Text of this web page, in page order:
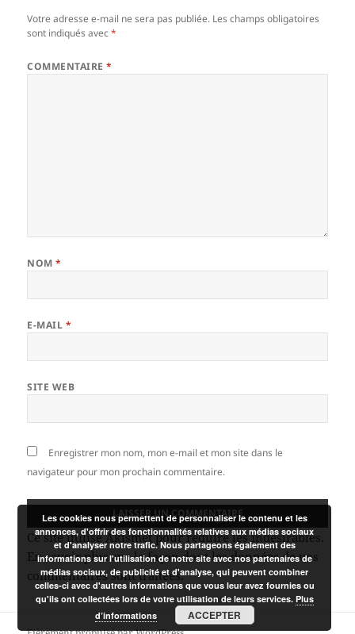
Votre adresse e-mail ne sera pas publiée. Les champs obligatoires
sont indiqués avec*
COMMENTAIRE*
NOM*
E-MAIL *
SITE WEB
Enregistrer mon nom, mon e-mail et mon site dans le
navigateur pour mon prochain commentaire.
Ce site utilise Akismet pour réduire les indésirables.
En savoir plus sur la façon dont les données de vos
commentaires sont traitées.
Les cookies nous permettent de personnaliser le contenu et les
annonces, d'offrir des fonctionnalités relatives aux médias sociaux
et d'analyser notre trafic. Nous partageons également des
informations sur l'utilisation de notre site avec nos partenaires de
médias sociaux, de publicité et d'analyse, qui peuvent combiner
celles-ci avec d'autres informations que vous leur avez fournies ou
qu'ils ont collectées lors de votre utilisation de leurs services. Plus
d’informations
ACCEPTER